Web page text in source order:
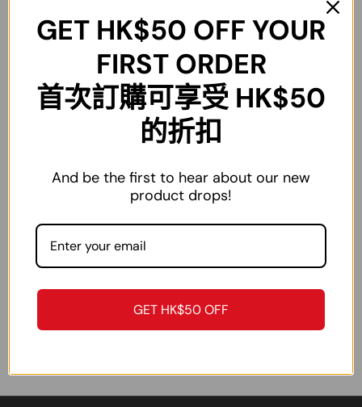
53cm 106cm 20cm
68cm
55cm 110cm 21cm
57cm 114cm 22cm
72cm
118cm 23cm
63cm 126cm 25cm
80cm
130cm 26cm
5XL
6XL
69cm 138cm 28cm
86cm
7XL
71cm 142cm 29cm 88cm
注：尺碼為手工測量，僅作參考作用，不作為退換貨依據。
GET HK$50 OFF YOUR
FIRST ORDER
首次訂購可享受 HK$50
的折扣
And be the first to hear about our new
product drops!
GET HK$50 OFF